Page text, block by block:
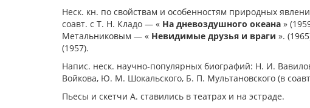
Неск. кн. по свойствам и особенностям природных
соавт. с Т. Н. Кладо — « На дневоздушного океана »
Метальниковым — « Невидимые друзья и враги ».
(1957).
Напис. неск. научно-популярных биографий: Н. И.
Войкова, Ю. М. Шокальского, Б. П. Мультановского (в
Пьесы и скетчи А. ставились в театрах и на эстраде.